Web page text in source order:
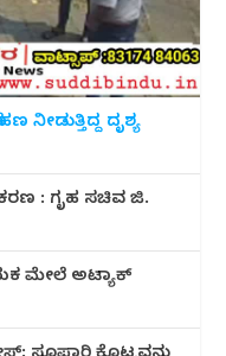
ನೀಡುತ್ತಿದ್ದ ದೃಶ್ಯ
: ಗೃಹ ಸಚಿವ ಜಿ.
ಮೇಲೆ ಅಟ್ಯಾಕ್